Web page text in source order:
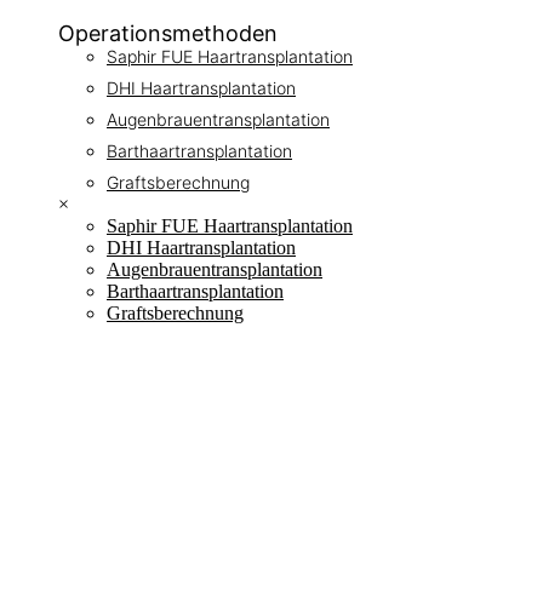
Operationsmethoden
Saphir FUE Haartransplantation
DHI Haartransplantation
Augenbrauentransplantation
Barthaartransplantation
Graftsberechnung
×
Saphir FUE Haartransplantation
DHI Haartransplantation
Augenbrauentransplantation
Barthaartransplantation
Graftsberechnung